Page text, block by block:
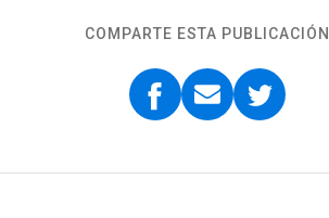
COMPARTE ESTA PUBLICACIÓN